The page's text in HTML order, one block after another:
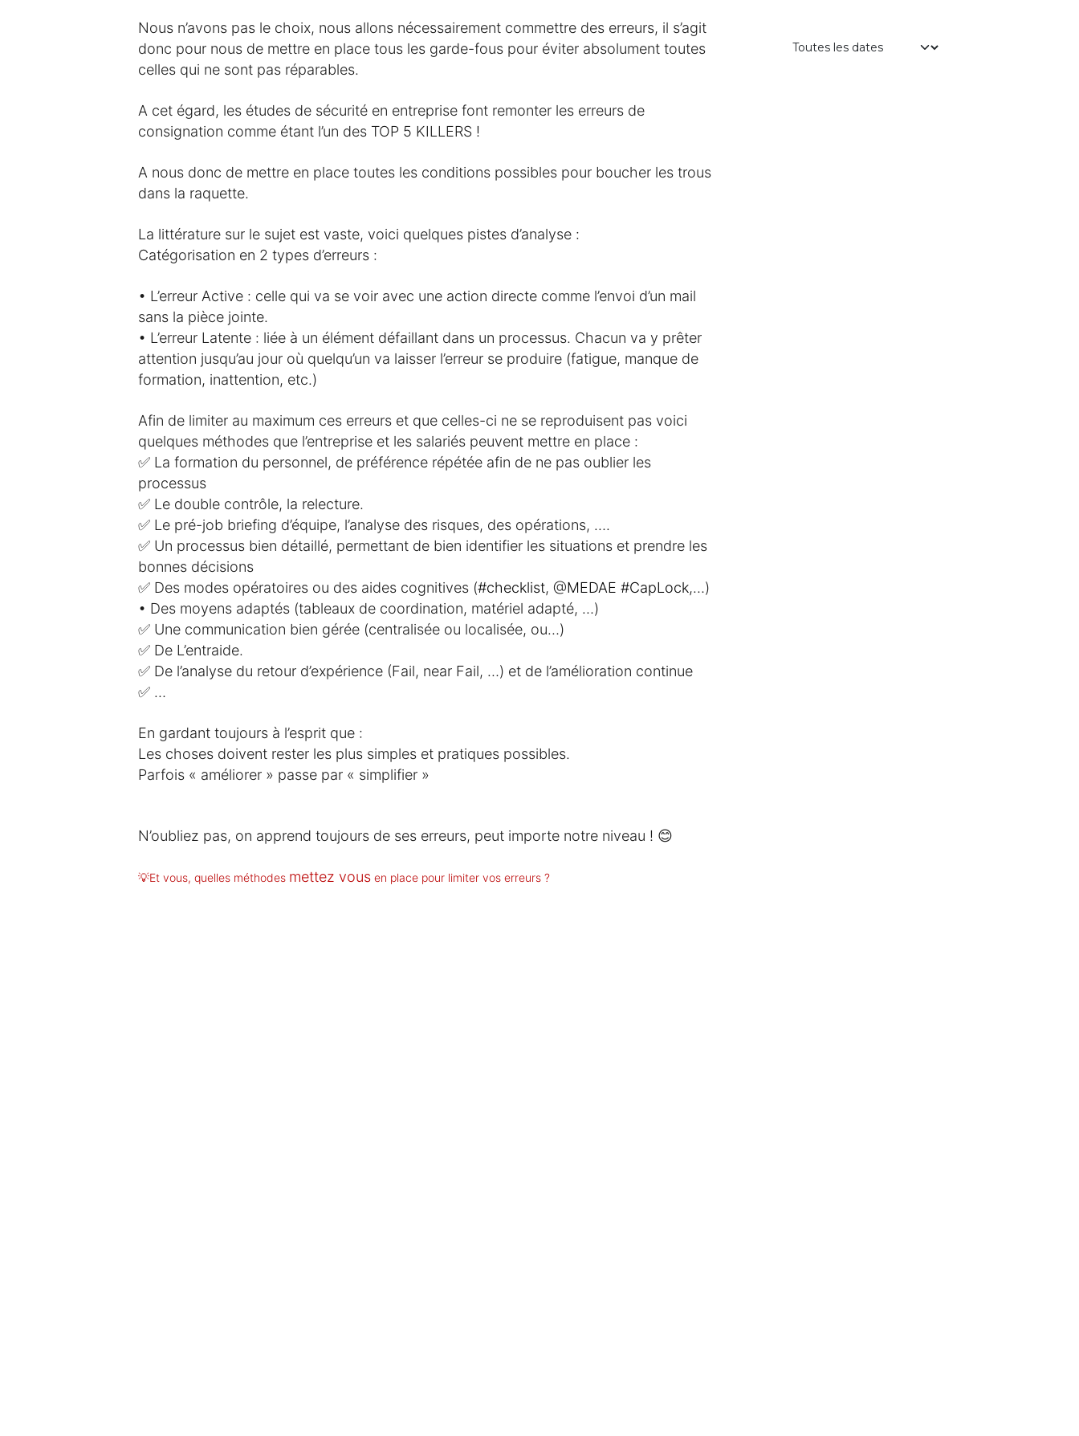
Nous n’avons pas le choix, nous allons nécessairement commettre des erreurs, il s’agit
donc pour nous de mettre en place tous les garde-fous pour éviter absolument toutes
celles qui ne sont pas réparables.
A cet égard, les études de sécurité en entreprise font remonter les erreurs de
consignation comme étant l’un des TOP 5 KILLERS !
A nous donc de mettre en place toutes les conditions possibles pour boucher les trous
dans la raquette.
La littérature sur le sujet est vaste, voici quelques pistes d’analyse :
Catégorisation en 2 types d’erreurs :
• L’erreur Active : celle qui va se voir avec une action directe comme l’envoi d’un mail
sans la pièce jointe.
• L’erreur Latente : liée à un élément défaillant dans un processus. Chacun va y prêter
attention jusqu’au jour où quelqu’un va laisser l’erreur se produire (fatigue, manque de
formation, inattention, etc.)
Afin de limiter au maximum ces erreurs et que celles-ci ne se reproduisent pas voici
quelques méthodes que l’entreprise et les salariés peuvent mettre en place :
✅ La formation du personnel, de préférence répétée afin de ne pas oublier les
processus
✅ Le double contrôle, la relecture.
✅ Le pré-job briefing d’équipe, l’analyse des risques, des opérations, ….
✅ Un processus bien détaillé, permettant de bien identifier les situations et prendre les
bonnes décisions
✅ Des modes opératoires ou des aides cognitives (#checklist, @MEDAE #CapLock,…)
• Des moyens adaptés (tableaux de coordination, matériel adapté, …)
✅ Une communication bien gérée (centralisée ou localisée, ou…)
✅ De L’entraide.
✅ De l’analyse du retour d’expérience (Fail, near Fail, …) et de l’amélioration continue
✅ …
En gardant toujours à l’esprit que :
Les choses doivent rester les plus simples et pratiques possibles.
Parfois « améliorer » passe par « simplifier »
N’oubliez pas, on apprend toujours de ses erreurs, peut importe notre niveau ! 😊
💡Et vous, quelles méthodes mettez vous en place pour limiter vos erreurs ?